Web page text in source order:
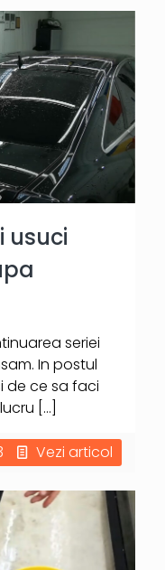
usuci
seriei
In postul
de ce sa faci
[…]
Vezi articol